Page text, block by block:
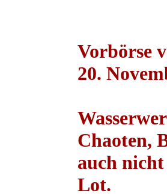
Vorbörse
20.
Chaoten,
auch
Lot.